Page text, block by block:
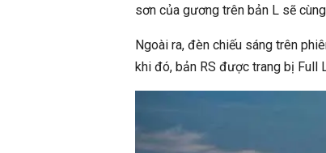
sơn của gương trên bản L sẽ
Ngoài ra, đèn chiếu sáng trên
khi đó, bản RS được trang bị Full